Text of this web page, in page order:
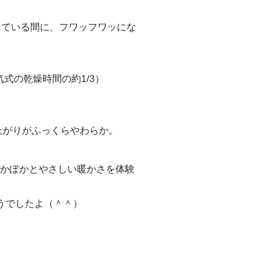
いる間に、フワッフワッにな
の乾燥時間の約1/3）
りがふっくらやわらか。
ぽかとやさしい暖かさを体験
したよ（＾＾）